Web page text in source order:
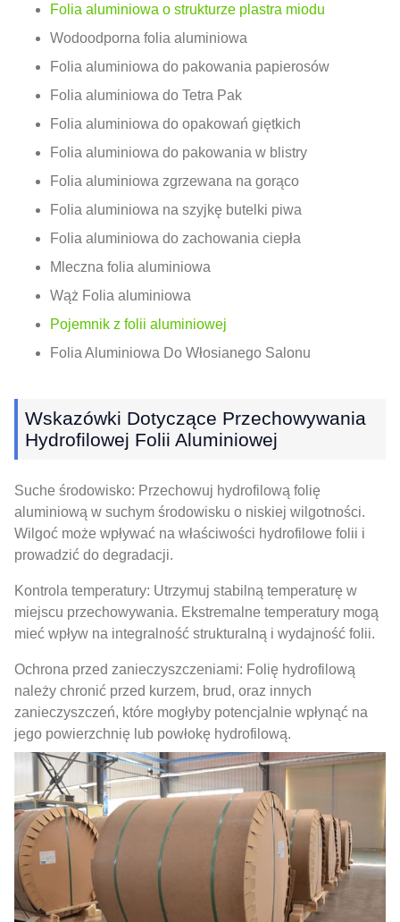
Folia aluminiowa o strukturze plastra miodu
Wodoodporna folia aluminiowa
Folia aluminiowa do pakowania papierosów
Folia aluminiowa do Tetra Pak
Folia aluminiowa do opakowań giętkich
Folia aluminiowa do pakowania w blistry
Folia aluminiowa zgrzewana na gorąco
Folia aluminiowa na szyjkę butelki piwa
Folia aluminiowa do zachowania ciepła
Mleczna folia aluminiowa
Wąż Folia aluminiowa
Pojemnik z folii aluminiowej
Folia Aluminiowa Do Włosianego Salonu
Wskazówki Dotyczące Przechowywania
Hydrofilowej Folii Aluminiowej
Suche środowisko: Przechowuj hydrofilową folię
aluminiową w suchym środowisku o niskiej wilgotności.
Wilgoć może wpływać na właściwości hydrofilowe folii i
prowadzić do degradacji.
Kontrola temperatury: Utrzymuj stabilną temperaturę w
miejscu przechowywania. Ekstremalne temperatury mogą
mieć wpływ na integralność strukturalną i wydajność folii.
Ochrona przed zanieczyszczeniami: Folię hydrofilową
należy chronić przed kurzem, brud, oraz innych
zanieczyszczeń, które mogłyby potencjalnie wpłynąć na
jego powierzchnię lub powłokę hydrofilową.